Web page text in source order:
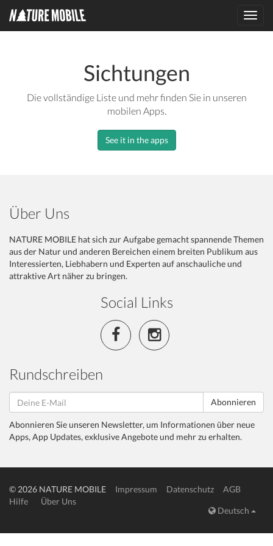
Sichtungen
Die vollständige Liste und mehr finden Sie in unseren
mobilen Apps.
See it in the apps
Über Uns
NATURE MOBILE hat sich zur Aufgabe gemacht spannende Themen
aus der Natur und anderen Bereichen einem breiten Publikum aus
Interessierten, Liebhabern und Experten auf anschauliche und
attraktive Art näher zu bringen.
Social Links
Rundschreiben
Abonnieren
Abonnieren Sie unseren Newsletter, um Informationen über neue
Apps, App Updates, exklusive Angebote und mehr zu erhalten.
© 2026 NATURE MOBILE Impressum Datenschutz
AGB
Hilfe
Über Uns
Deutsch